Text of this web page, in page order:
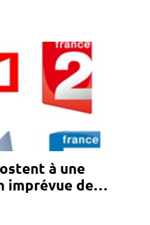
à une
imprévue de